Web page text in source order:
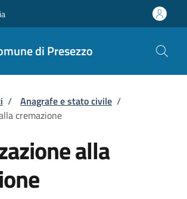
di Presezzo
pane
/ Anagrafe e stato civile /
cremazione
alla